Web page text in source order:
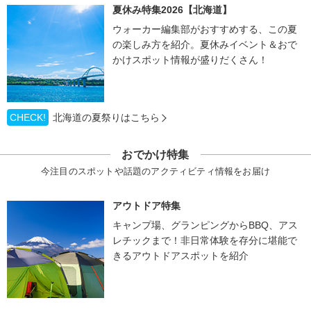
夏休み特集2026【北海道】
ウォーカー編集部がおすすめする、この夏
の楽しみ方を紹介。夏休みイベント＆おで
かけスポット情報が盛りだくさん！
CHECK! 北海道の夏祭りはこちら
おでかけ特集
今注目のスポットや話題のアクティビティ情報をお届け
アウトドア特集
キャンプ場、グランピングからBBQ、アス
レチックまで！非日常体験を存分に堪能で
きるアウトドアスポットを紹介